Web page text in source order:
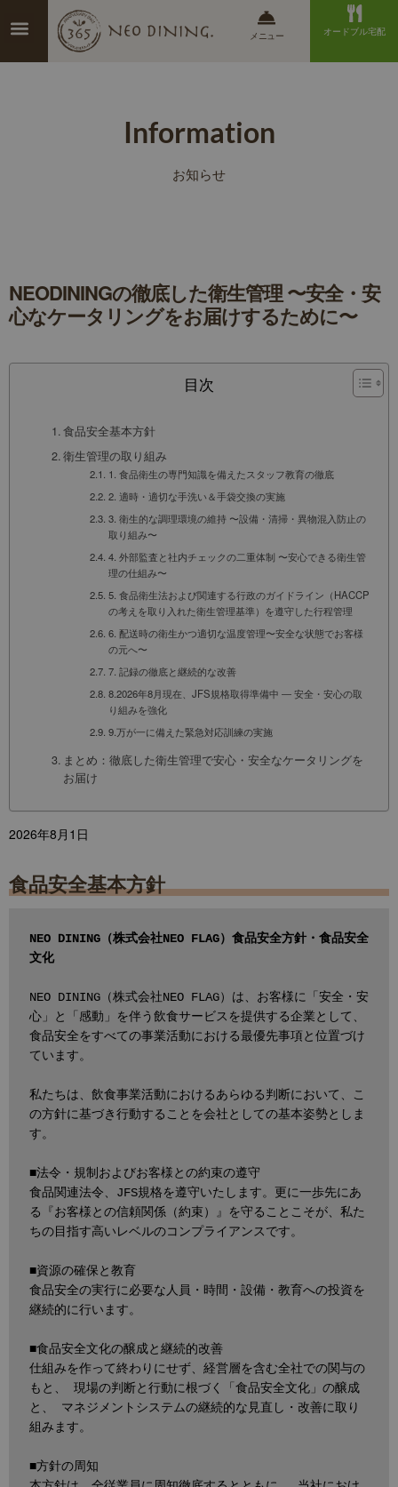
メニュー オードブル宅配
Information
お知らせ
NEODININGの徹底した衛生管理 〜安全・安
心なケータリングをお届けするために〜
目次
食品安全基本方針
衛生管理の取り組み
1. 食品衛生の専門知識を備えたスタッフ教育の徹底
2. 適時・適切な手洗い＆手袋交換の実施
3. 衛生的な調理環境の維持 〜設備・清掃・異物混入防止の
取り組み〜
4. 外部監査と社内チェックの二重体制 〜安心できる衛生管
理の仕組み〜
5. 食品衛生法および関連する行政のガイドライン（HACCP
の考えを取り入れた衛生管理基準）を遵守した行程管理
6. 配送時の衛生かつ適切な温度管理〜安全な状態でお客様
の元へ〜
7. 記録の徹底と継続的な改善
8.2026年8月現在、JFS規格取得準備中 ― 安全・安心の取
り組みを強化
9.万が一に備えた緊急対応訓練の実施
まとめ：徹底した衛生管理で安心・安全なケータリングを
お届け
2026年8月1日
食品安全基本方針
NEO DINING（株式会社NEO FLAG）食品安全方針・食品安全
文化
NEO DINING（株式会社NEO FLAG）は、お客様に「安全・安
心」と「感動」を伴う飲食サービスを提供する企業として、
食品安全をすべての事業活動における最優先事項と位置づけ
ています。
私たちは、飲食事業活動におけるあらゆる判断において、こ
の方針に基づき行動することを会社としての基本姿勢としま
す。
■法令・規制およびお客様との約束の遵守
食品関連法令、JFS規格を遵守いたします。更に一歩先にあ
る『お客様との信頼関係（約束）』を守ることこそが、私た
ちの目指す高いレベルのコンプライアンスです。
■資源の確保と教育
食品安全の実行に必要な人員・時間・設備・教育への投資を
継続的に行います。
■食品安全文化の醸成と継続的改善
仕組みを作って終わりにせず、経営層を含む全社での関与の
もと、 現場の判断と行動に根づく「食品安全文化」の醸成
と、 マネジメントシステムの継続的な見直し・改善に取り
組みます。
■方針の周知